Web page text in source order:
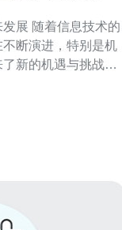
术的
断演进，特别是机
新的机遇与挑战。
企业提供战略建